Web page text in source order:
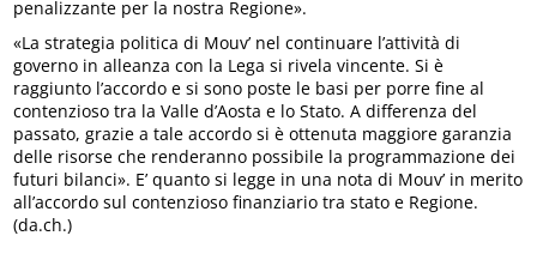
penalizzante per la nostra Regione».
«La strategia politica di Mouv’ nel continuare l’attività di
governo in alleanza con la Lega si rivela vincente. Si è
raggiunto l’accordo e si sono poste le basi per porre fine al
contenzioso tra la Valle d’Aosta e lo Stato. A differenza del
passato, grazie a tale accordo si è ottenuta maggiore garanzia
delle risorse che renderanno possibile la programmazione dei
futuri bilanci». E’ quanto si legge in una nota di Mouv’ in merito
all’accordo sul contenzioso finanziario tra stato e Regione.
(da.ch.)